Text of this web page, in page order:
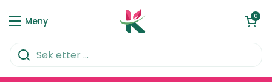
Meny
Åpen0